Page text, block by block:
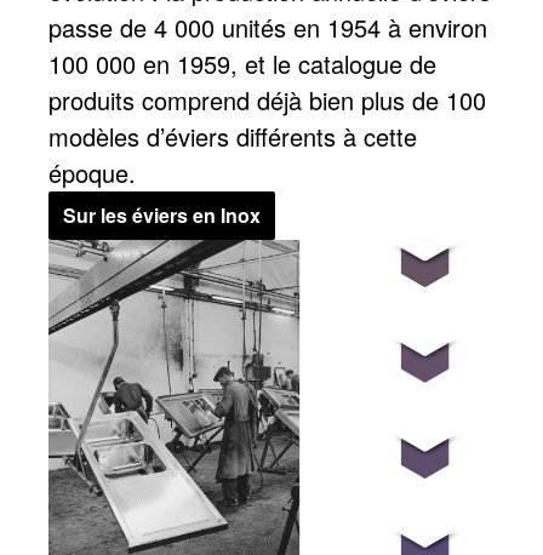
passe de 4 000 unités en 1954 à environ
100 000 en 1959, et le catalogue de
produits comprend déjà bien plus de 100
modèles d’éviers différents à cette
époque.
Sur les éviers en Inox